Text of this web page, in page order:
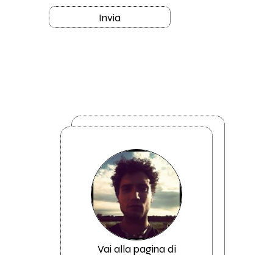
Invia
Vai alla pagina di